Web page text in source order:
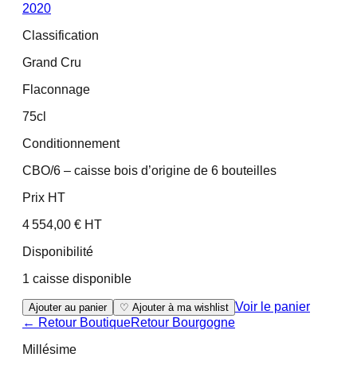
2020
Classification
Grand Cru
Flaconnage
75cl
Conditionnement
CBO/6 – caisse bois d’origine de 6 bouteilles
Prix HT
4 554,00 € HT
Disponibilité
1 caisse disponible
Ajouter au panier ♡ Ajouter à ma wishlist Voir le panier
← Retour BoutiqueRetour Bourgogne
Millésime